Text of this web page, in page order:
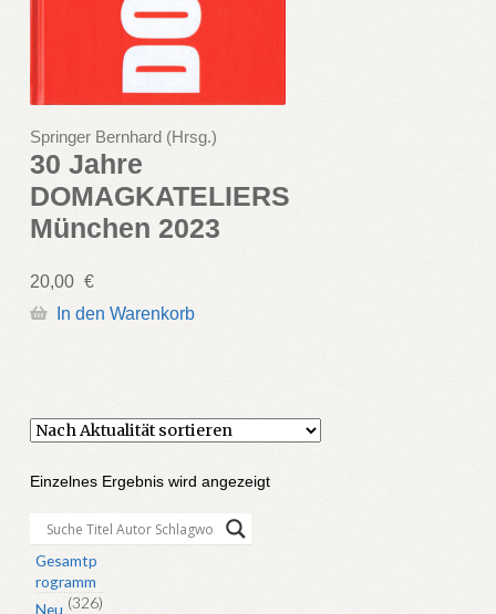
Springer Bernhard (Hrsg.)
30 Jahre
DOMAGKATELIERS
München 2023
20,00 €
In den Warenkorb
Einzelnes Ergebnis wird angezeigt
Gesamtp
rogramm
(326)
Neu